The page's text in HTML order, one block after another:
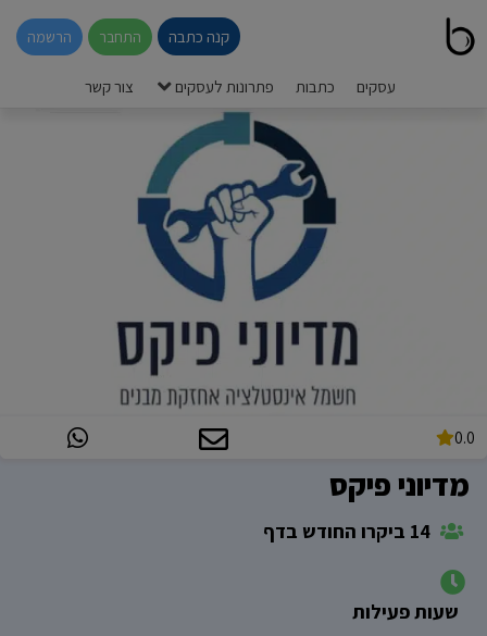
קנה כתבה התחבר הרשמה
עסקים כתבות פתרונות לעסקים צור קשר
0.0
מדיוני פיקס
שעות פעילות